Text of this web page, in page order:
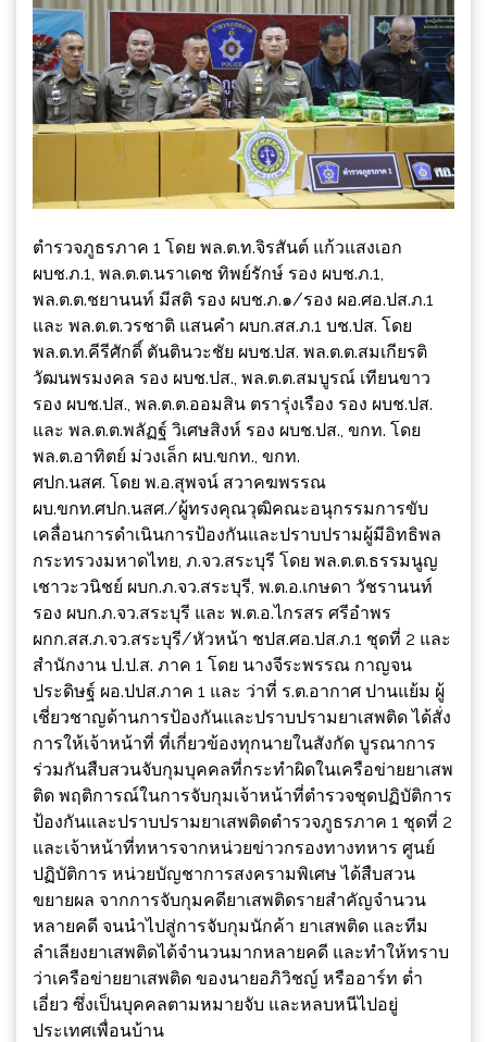
ตำรวจภูธรภาค 1 โดย พล.ต.ท.จิรสันต์ แก้วแสงเอก
ผบช.ภ.1, พล.ต.ต.นราเดช ทิพย์รักษ์ รอง ผบช.ภ.1,
พล.ต.ต.ชยานนท์ มีสติ รอง ผบช.ภ.๑/รอง ผอ.ศอ.ปส.ภ.1
และ พล.ต.ต.วรชาติ แสนคำ ผบก.สส.ภ.1 บช.ปส. โดย
พล.ต.ท.คีรีศักดิ์ ตันตินวะชัย ผบช.ปส. พล.ต.ต.สมเกียรติ
วัฒนพรมงคล รอง ผบช.ปส., พล.ต.ต.สมบูรณ์ เทียนขาว
รอง ผบช.ปส., พล.ต.ต.ออมสิน ตรารุ่งเรือง รอง ผบช.ปส.
และ พล.ต.ต.พลัฏฐ์ วิเศษสิงห์ รอง ผบช.ปส., ขกท. โดย
พล.ต.อาทิตย์ ม่วงเล็ก ผบ.ขกท., ขกท.
ศปก.นสศ. โดย พ.อ.สุพจน์ สวาคฆพรรณ
ผบ.ขกท.ศปก.นสศ./ผู้ทรงคุณวุฒิคณะอนุกรรมการขับ
เคลื่อนการดำเนินการป้องกันและปราบปรามผู้มีอิทธิพล
กระทรวงมหาดไทย, ภ.จว.สระบุรี โดย พล.ต.ต.ธรรมนูญ
เชาวะวนิชย์ ผบก.ภ.จว.สระบุรี, พ.ต.อ.เกษดา วัชรานนท์
รอง ผบก.ภ.จว.สระบุรี และ พ.ต.อ.ไกรสร ศรีอำพร
ผกก.สส.ภ.จว.สระบุรี/หัวหน้า ชปส.ศอ.ปส.ภ.1 ชุดที่ 2 และ
สำนักงาน ป.ป.ส. ภาค 1 โดย นางจีระพรรณ กาญจน
ประดิษฐ์ ผอ.ปปส.ภาค 1 และ ว่าที่ ร.ต.อากาศ ปานแย้ม ผู้
เชี่ยวชาญด้านการป้องกันและปราบปรามยาเสพติด ได้สั่ง
การให้เจ้าหน้าที่ ที่เกี่ยวข้องทุกนายในสังกัด บูรณาการ
ร่วมกันสืบสวนจับกุมบุคคลที่กระทำผิดในเครือข่ายยาเสพ
ติด พฤติการณ์ในการจับกุมเจ้าหน้าที่ตำรวจชุดปฏิบัติการ
ป้องกันและปราบปรามยาเสพติดตำรวจภูธรภาค 1 ชุดที่ 2
และเจ้าหน้าที่ทหารจากหน่วยข่าวกรองทางทหาร ศูนย์
ปฏิบัติการ หน่วยบัญชาการสงครามพิเศษ ได้สืบสวน
ขยายผล จากการจับกุมคดียาเสพติดรายสำคัญจำนวน
หลายคดี จนนำไปสู่การจับกุมนักค้า ยาเสพติด และทีม
ลำเลียงยาเสพติดได้จำนวนมากหลายคดี และทำให้ทราบ
ว่าเครือข่ายยาเสพติด ของนายอภิวิชญ์ หรืออาร์ท ต่ำ
เอี่ยว ซึ่งเป็นบุคคลตามหมายจับ และหลบหนีไปอยู่
ประเทศเพื่อนบ้าน